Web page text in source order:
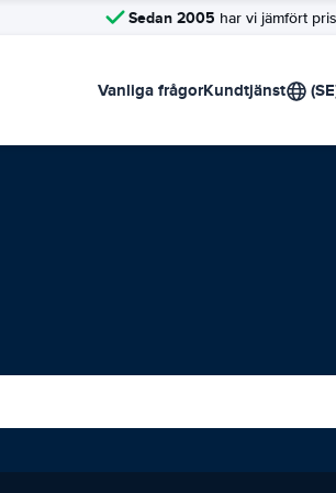
Sedan 2005 har vi jämfört
Vanliga frågorKundtjänst